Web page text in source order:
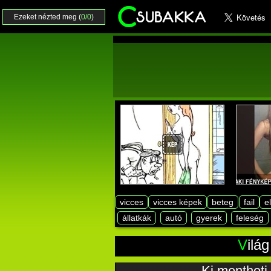
Ezeket nézted meg (0/0)
vicces vicces képek beteg fail
állatkák
autó gyerek feleség